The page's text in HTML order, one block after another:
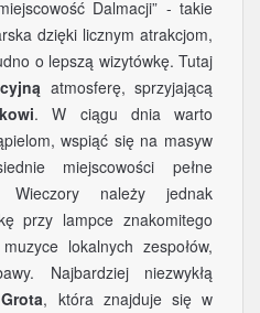
Dalmacji” - takie
dzięki licznym atrakcjom,
o lepszą wizytówkę. Tutaj
atmosferę, sprzyjającą
. W ciągu dnia warto
wspiąć się na masyw
miejscowości pełne
należy jednak
przy lampce znakomitego
lokalnych zespołów,
Najbardziej niezwykłą
, która znajduje się w